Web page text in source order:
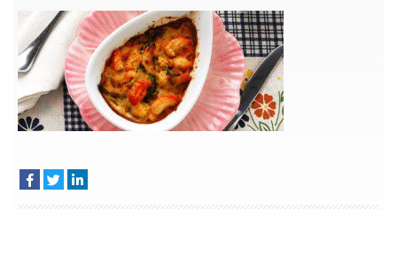
granchio
piccante
Secondi
di
pesce